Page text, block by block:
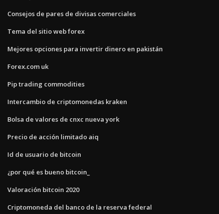
Consejos de pares de divisas comerciales
Tema del sitio web forex
Mejores opciones para invertir dinero en pakistán
Forex.com uk
Pip trading commodities
Intercambio de criptomonedas kraken
Bolsa de valores de cnxc nueva york
Precio de acción limitado aiq
Id de usuario de bitcoin
¿por qué es bueno bitcoin_
Valoración bitcoin 2020
Criptomoneda del banco de la reserva federal